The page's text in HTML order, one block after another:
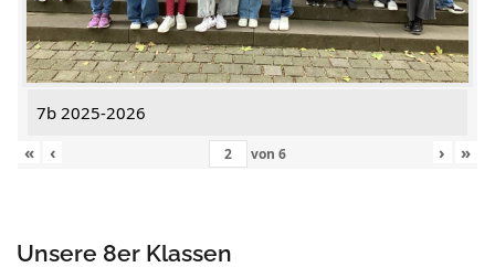
7b 2025-2026
«
‹ von 6 › »
Unsere 8er Klassen